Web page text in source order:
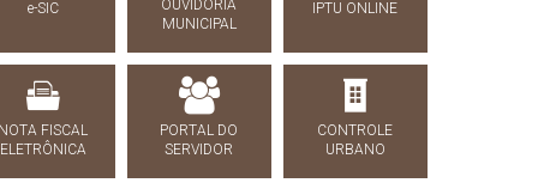
e-SIC
OUVIDORIA
MUNICIPAL
IPTU ONLINE
FISCAL
ELETRÔNICA
PORTAL DO
SERVIDOR
CONTROLE
URBANO